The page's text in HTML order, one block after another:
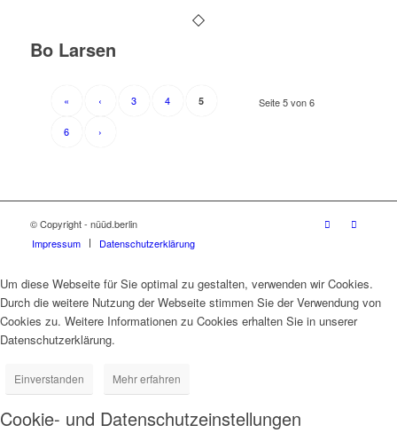
Bo Larsen
Seite 5 von 6
« ‹ 3 4 5
6 ›
© Copyright - nüüd.berlin
Impressum
Datenschutzerklärung
Um diese Webseite für Sie optimal zu gestalten, verwenden wir Cookies.
Durch die weitere Nutzung der Webseite stimmen Sie der Verwendung von
Cookies zu. Weitere Informationen zu Cookies erhalten Sie in unserer
Datenschutzerklärung.
Einverstanden Mehr erfahren
Cookie- und Datenschutzeinstellungen